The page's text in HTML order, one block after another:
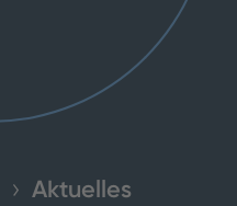
Aktuelles